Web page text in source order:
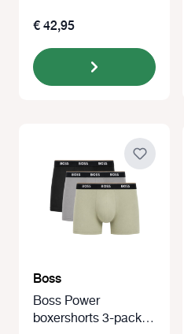
€ 42,95
Boss
Boss Power
boxershorts 3-pack